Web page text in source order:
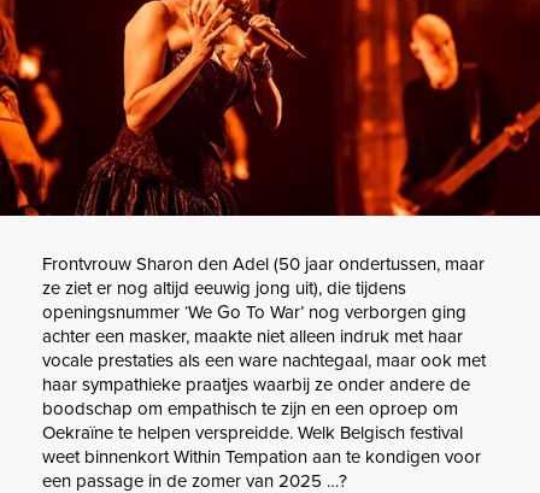
Frontvrouw Sharon den Adel (50 jaar ondertussen, maar
ze ziet er nog altijd eeuwig jong uit), die tijdens
openingsnummer ‘We Go To War’ nog verborgen ging
achter een masker, maakte niet alleen indruk met haar
vocale prestaties als een ware nachtegaal, maar ook met
haar sympathieke praatjes waarbij ze onder andere de
boodschap om empathisch te zijn en een oproep om
Oekraïne te helpen verspreidde. Welk Belgisch festival
weet binnenkort Within Tempation aan te kondigen voor
een passage in de zomer van 2025 …?